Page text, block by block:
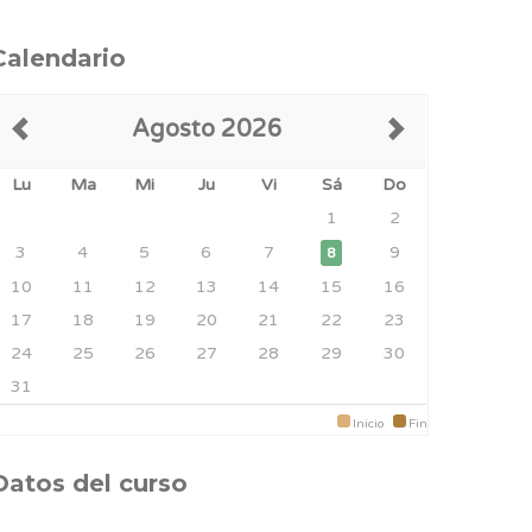
Agosto 2026
Lu Ma Mi Ju Vi Sá
Do
1
2
3
4 5 6 7 8
9
10
11 12 13 14 15
16
17
18 19 20 21 22
23
24
25 26 27 28 29
30
31
Inicio Fin
del curso